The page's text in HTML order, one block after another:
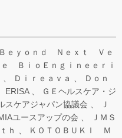
Ｂｅｙｏｎｄ Ｎｅｘｔ Ｖｅ
ＢｉｏＥｎｇｉｎｅｅｒｉ
Ｄｉｒｅａｖａ
Ｄｏｎ
ERISA
ＧＥヘルスケア・ジ
スケアジャパン協議会
Ｊ
ユースアップの会
ＪＭＳ
ｈ
ＫＯＴＯＢＵＫＩ Ｍ